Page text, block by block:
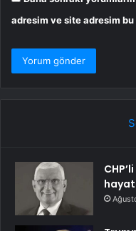
adresim ve site adresim